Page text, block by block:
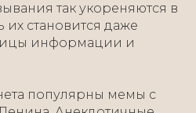
так укореняются в
их становится даже
информации и
популярны мемы с